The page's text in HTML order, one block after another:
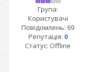
Група:
Користувачі
Повідомлень: 69
Репутація: 0
Статус: Offline